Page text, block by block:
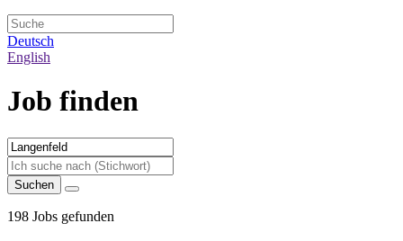
Deutsch
English
Job finden
Suchen
198 Jobs gefunden